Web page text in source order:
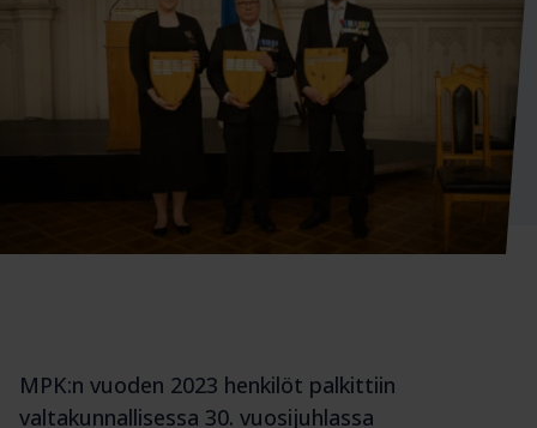
MPK:n vuoden 2023 henkilöt palkittiin
valtakunnallisessa 30. vuosijuhlassa